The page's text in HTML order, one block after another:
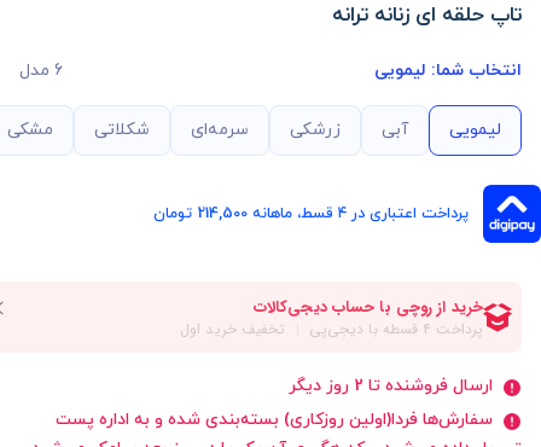
تاپ حلقه ای زنانه ترانه
انتخاب شما: لیمویی 6 مدل
لیمویی آبی زرشکی سرمه‌ای شکلاتی مشکی
پرداخت اعتباری در ۴ قسط، ماهانه 214,500 تومان
ارسال فروشنده تا 2 روز دیگر
سفارش‌ها فردا(اولین روزکاری) بسته‌بندی شده و به اداره پست